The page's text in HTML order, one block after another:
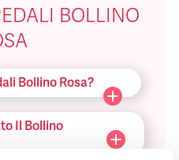
BOLLINO
Bollino Rosa?
Il Bollino